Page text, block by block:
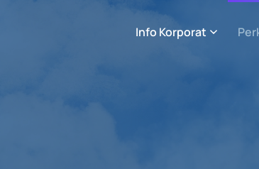
Info Korporat